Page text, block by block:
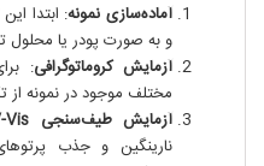
آماده‌سازی نمونه: ابتدا
و به صورت پودر یا محلول
آزمایش کروماتوگرافی:
مختلف موجود در نمونه از
آزمایش طیف‌سنجی UV-Vis